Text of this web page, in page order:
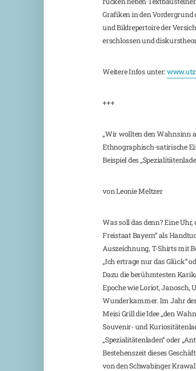
Grafiken in den Vordergrund
und Bildrepertoire der
erschlossen und
Weitere Infos unter:
+++
„Wir wollten den Wahnsinn
Ethnographisch-satirische
Beispiel des
von Leonie Meltzer
Was soll das denn? Eine
Freistaat Bayern“ als
Auszeichnung, T-Shirts mit
„Ich ertrage nur das Glück“
Dazu die berühmtesten
Epoche wie Loriot, Janosch,
Wunderkammer. Im Jahr
Meisi Grill die Idee „den
Souvenir- und
„Spezialitätenladen“ oder
Bestehenszeit dieses
von den Schwabinger